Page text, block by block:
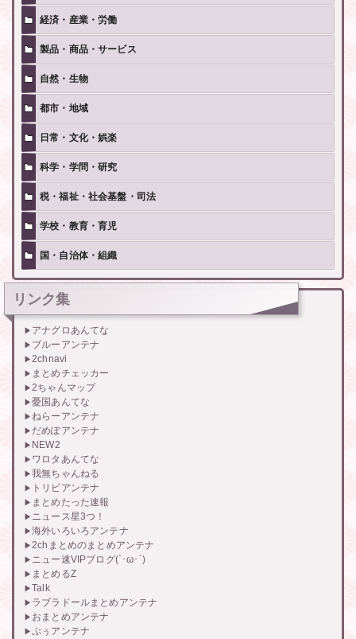
経済・産業・労働
製品・商品・サービス
自然・生物
都市・地域
日常・文化・娯楽
科学・学問・研究
税・福祉・社会基盤・司法
学校・教育・育児
国・自治体・組織
リンク集
アナグロあんてな
ブルーアンテナ
2chnavi
まとめチェッカー
2ちゃんマップ
憂国あんてな
ねらーアンテナ
だめぽアンテナ
NEW2
ワロタあんてな
我無ちゃんねる
トリビアンテナ
まとめたった速報
ニュース星3つ！
海外いろいろアンテナ
2chまとめのまとめアンテナ
ニュー速VIPブログ(`･ω･´)
まとめるZ
Talk
ラブラドールまとめアンテナ
おまとめアンテナ
ぷぅアンテナ